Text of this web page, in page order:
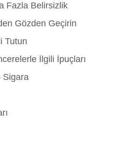
Fazla Belirsizlik
Gözden Geçirin
Tutun
İlgili İpuçları
Sigara